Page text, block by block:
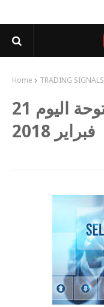
Home TRADING SIGNALS
متابعة الصفقات المفتوحة اليوم 21
فبراير 2018